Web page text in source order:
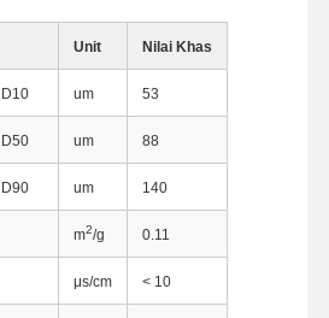
Unit Nilai Khas
D10 um 53
D50 um 88
D90 um 140
m2/g 0.11
μs/cm < 10